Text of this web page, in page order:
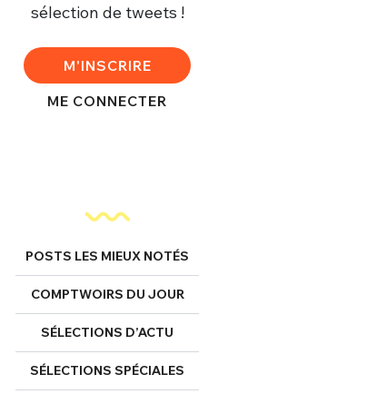
sélection de tweets !
M'INSCRIRE
ME CONNECTER
POSTS LES MIEUX NOTÉS
COMPTWOIRS DU JOUR
SÉLECTIONS D’ACTU
SÉLECTIONS SPÉCIALES
Mot de passe perdu ?
FERMER
Thread
PARTI